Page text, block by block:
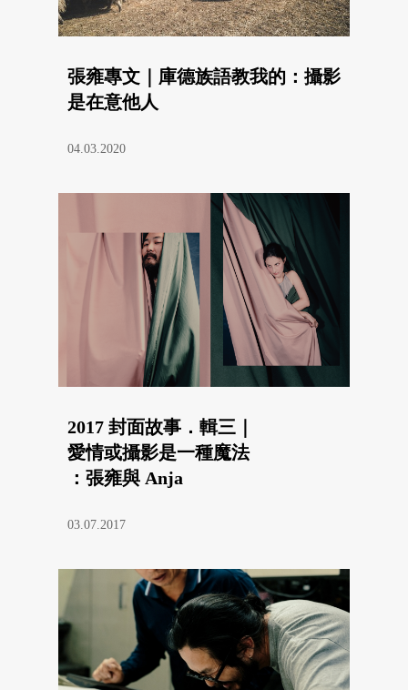
張雍專文｜庫德族語教我的：攝影
是在意他人
04.03.2020
2017 封面故事．輯三｜
愛情或攝影是一種魔法
：張雍與 Anja
03.07.2017